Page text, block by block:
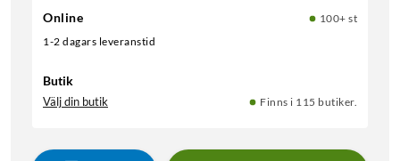
Online
100+ st
1-2 dagars leveranstid
Butik
Välj din butik Finns i 115 butiker.